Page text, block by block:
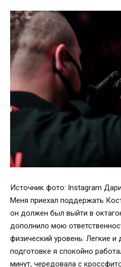
Источник фото: Instagram
Меня приехал поддержать
он должен был выйти в
дополнило мою
физический уровень. Легкие
подготовке я спокойно
минут, чередовала с